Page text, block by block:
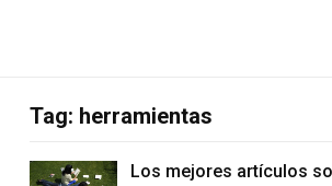
Tag: herramientas
Los mejores artículos